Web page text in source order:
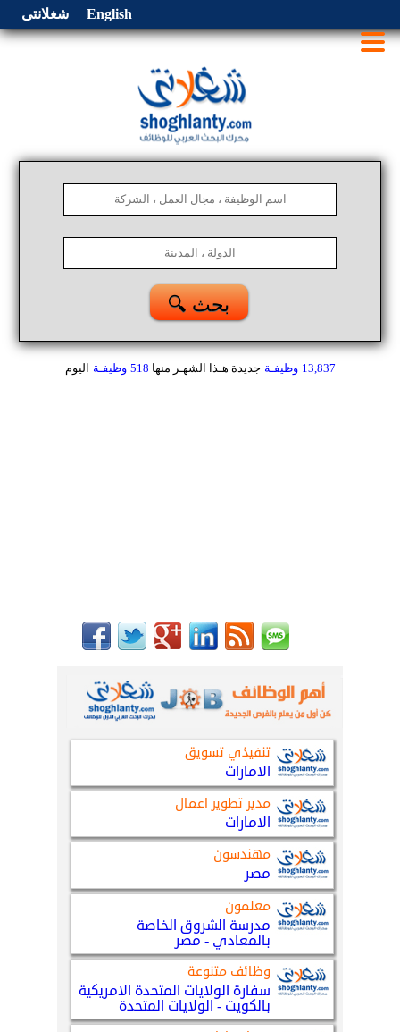
شغلانتى English
🔍 بحث
13,837 وظيفـة جديدة هـذا الشهـر منها 518 وظيفـة اليوم